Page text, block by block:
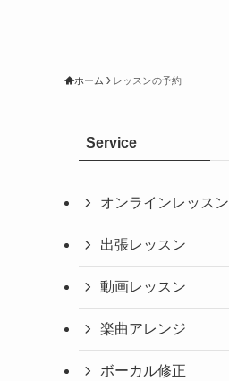
ホーム レッスンの予約
Service
オンラインレッスン
出張レッスン
動画レッスン
楽曲アレンジ
ボーカル修正